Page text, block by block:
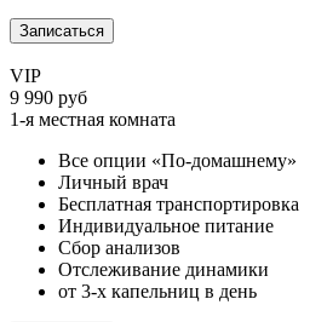
Записаться
VIP
9 990 руб
1-я местная комната
Все опции «По-домашнему»
Личный врач
Бесплатная транспортировка
Индивидуальное питание
Сбор анализов
Отслеживание динамики
от 3-х капельниц в день